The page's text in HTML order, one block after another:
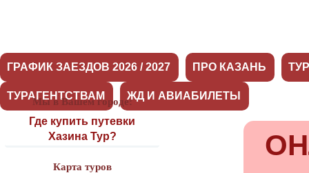
ГРАФИК ЗАЕЗДОВ 2026 / 2027 ПРО КАЗАНЬ
ТУРАГЕНТСТВАМ ЖД И АВИАБИЛЕТЫ
Мы в Вашем городе:
Где купить путевки
Хазина Тур?
Карта туров
Башкортостан